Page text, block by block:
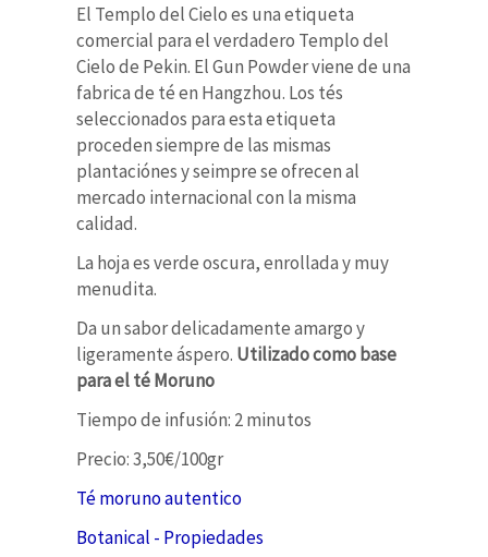
El Templo del Cielo es una etiqueta
comercial para el verdadero Templo del
Cielo de Pekin. El Gun Powder viene de una
fabrica de té en Hangzhou. Los tés
seleccionados para esta etiqueta
proceden siempre de las mismas
plantaciónes y seimpre se ofrecen al
mercado internacional con la misma
calidad.
La hoja es verde oscura, enrollada y muy
menudita.
Da un sabor delicadamente amargo y
ligeramente áspero. Utilizado como base
para el té Moruno
Tiempo de infusión: 2 minutos
Precio: 3,50€/100gr
Té moruno autentico
Botanical - Propiedades